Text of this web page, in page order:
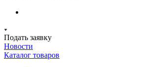
Подать заявку
Новости
Каталог товаров